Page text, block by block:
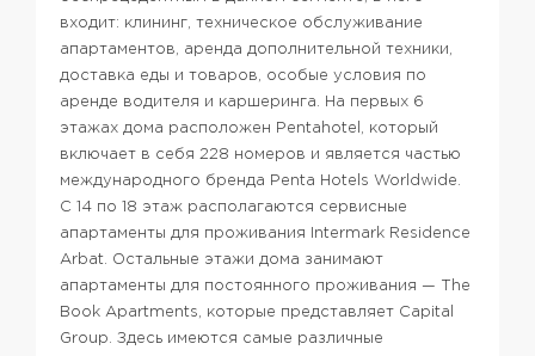
входит: клининг, техническое обслуживание
апартаментов, аренда дополнительной техники,
доставка еды и товаров, особые условия по
аренде водителя и каршеринга.
На первых 6
этажах дома расположен Pentahotel, который
включает в себя 228 номеров и является частью
международного бренда Penta Hotels Worldwide.
С 14 по 18 этаж располагаются сервисные
апартаменты для проживания Intermark Residence
Arbat. Остальные этажи дома занимают
апартаменты для постоянного проживания — The
Book Apartments, которые представляет Capital
Group. Здесь имеются самые различные